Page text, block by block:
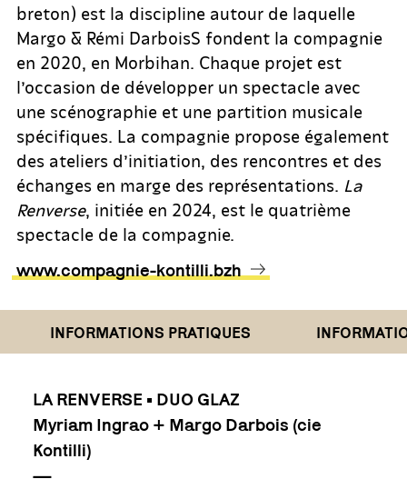
breton) est la discipline autour de laquelle
Margo & Rémi DarboisS fondent la compagnie
en 2020, en Morbihan. Chaque projet est
l’occasion de développer un spectacle avec
une scénographie et une partition musicale
spécifiques. La compagnie propose également
des ateliers d’initiation, des rencontres et des
échanges en marge des représentations. La
Renverse, initiée en 2024, est le quatrième
spectacle de la compagnie.
www.compagnie-kontilli.bzh
INFORMATIONS PRATIQUES
LA RENVERSE • DUO GLAZ
Myriam Ingrao + Margo Darbois (cie
Kontilli)
—